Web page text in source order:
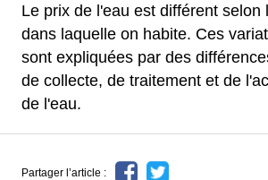
Le prix de l'eau est différent selon
dans laquelle on habite. Ces
sont expliquées par des
de collecte, de traitement et de
de l'eau.
Partager l’article :